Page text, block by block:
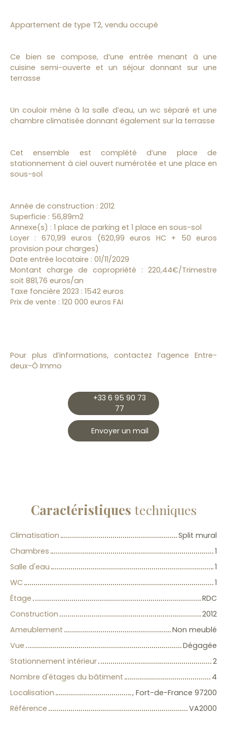
Appartement de type T2, vendu occupé
Ce bien se compose, d’une entrée menant à une
cuisine semi-ouverte et un séjour donnant sur une
terrasse
Un couloir mène à la salle d’eau, un wc séparé et une
chambre climatisée donnant également sur la terrasse
Cet ensemble est complété d’une place de
stationnement à ciel ouvert numérotée et une place en
sous-sol
Année de construction : 2012
Superficie : 56,89m2
Annexe(s) : 1 place de parking et 1 place en sous-sol
Loyer : 670,99 euros (620,99 euros HC + 50 euros
provision pour charges)
Date entrée locataire : 01/11/2029
Montant charge de copropriété : 220,44€/Trimestre
soit 881,76 euros/an
Taxe foncière 2023 : 1542 euros
Prix de vente : 120 000 euros FAI
Pour plus d’informations, contactez l’agence Entre-
deux-Ô Immo
+33 6 95 90 73
77
Envoyer un mail
Caractéristiques techniques
Climatisation
Split mural
Chambres
1
Salle d'eau
1
WC
1
Étage
RDC
Construction
2012
Ameublement
Non meublé
Vue
Dégagée
Stationnement intérieur
2
Nombre d'étages du bâtiment
4
Localisation
, Fort-de-France 97200
Référence
VA2000